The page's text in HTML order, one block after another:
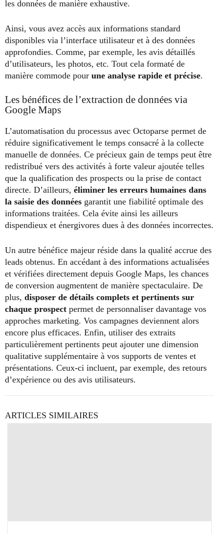
les données de manière exhaustive.
Ainsi, vous avez accès aux informations standard
disponibles via l’interface utilisateur et à des données
approfondies. Comme, par exemple, les avis détaillés
d’utilisateurs, les photos, etc. Tout cela formaté de
manière commode pour une analyse rapide et précise.
Les bénéfices de l’extraction de données via
Google Maps
L’automatisation du processus avec Octoparse permet de
réduire significativement le temps consacré à la collecte
manuelle de données. Ce précieux gain de temps peut être
redistribué vers des activités à forte valeur ajoutée telles
que la qualification des prospects ou la prise de contact
directe. D’ailleurs, éliminer les erreurs humaines dans
la saisie des données garantit une fiabilité optimale des
informations traitées. Cela évite ainsi les ailleurs
dispendieux et énergivores dues à des données incorrectes.
Un autre bénéfice majeur réside dans la qualité accrue des
leads obtenus. En accédant à des informations actualisées
et vérifiées directement depuis Google Maps, les chances
de conversion augmentent de manière spectaculaire. De
plus, disposer de détails complets et pertinents sur
chaque prospect permet de personnaliser davantage vos
approches marketing. Vos campagnes deviennent alors
encore plus efficaces. Enfin, utiliser des extraits
particulièrement pertinents peut ajouter une dimension
qualitative supplémentaire à vos supports de ventes et
présentations. Ceux-ci incluent, par exemple, des retours
d’expérience ou des avis utilisateurs.
ARTICLES SIMILAIRES